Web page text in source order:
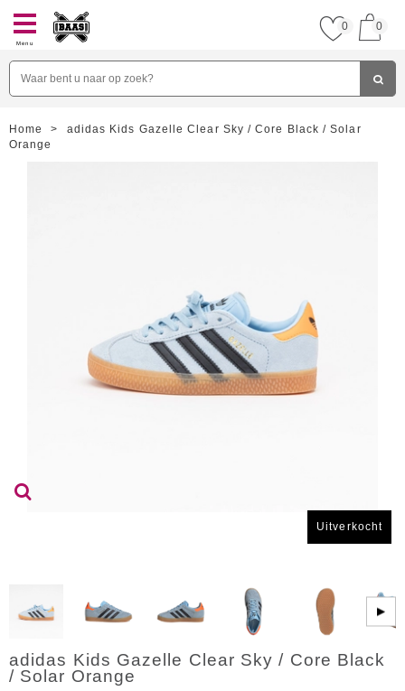
Menu
0 0
Home >
adidas Kids Gazelle Clear Sky / Core Black / Solar
Orange
Uitverkocht
▶
adidas Kids Gazelle Clear Sky / Core Black
/ Solar Orange